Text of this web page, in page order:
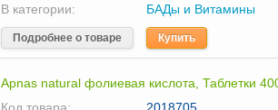
В категории:
БАДы и Витамины
Подробнее о товаре Купить
Apnas natural фолиевая кислота, Таблетки